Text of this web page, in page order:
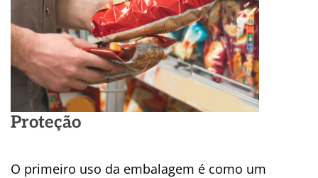
Proteção
O primeiro uso da embalagem é como um